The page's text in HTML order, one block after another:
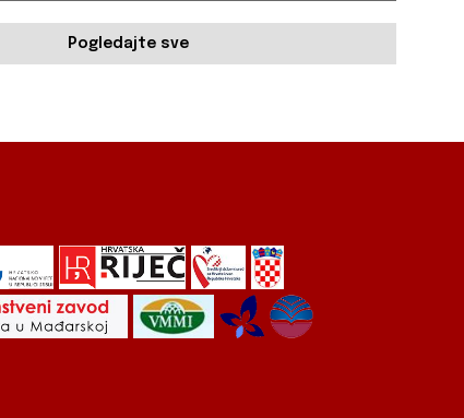
Pogledajte sve